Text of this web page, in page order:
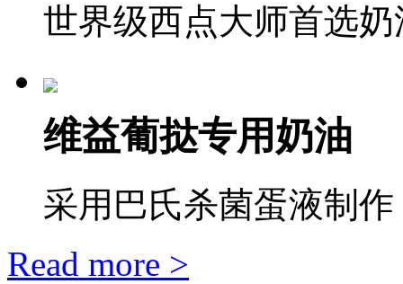
世界级西点大师首选
维益葡挞专用奶油
采用巴氏杀菌蛋液制
Read more >